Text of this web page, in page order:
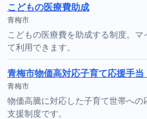
こどもの医療費助成
青梅市
こどもの医療費を助成する制度。
て利用できます。
青梅市物価高対応子育て応援手当
青梅市
物価高騰に対応した子育て世帯へ
支援制度です。